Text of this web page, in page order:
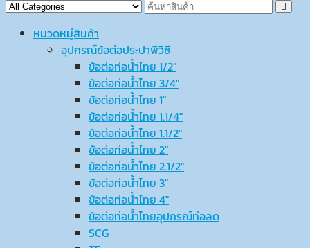
หมวดหมู่สินค้า
อุปกรณ์ข้อต่อประปาพีวีซี
ข้อต่อท่อน้ำไทย 1/2″
ข้อต่อท่อน้ำไทย 3/4″
ข้อต่อท่อน้ำไทย 1″
ข้อต่อท่อน้ำไทย 1.1/4″
ข้อต่อท่อน้ำไทย 1.1/2″
ข้อต่อท่อน้ำไทย 2″
ข้อต่อท่อน้ำไทย 2.1/2″
ข้อต่อท่อน้ำไทย 3″
ข้อต่อท่อน้ำไทย 4″
ข้อต่อท่อน้ำไทยอุปกรณ์ท่อลด
SCG